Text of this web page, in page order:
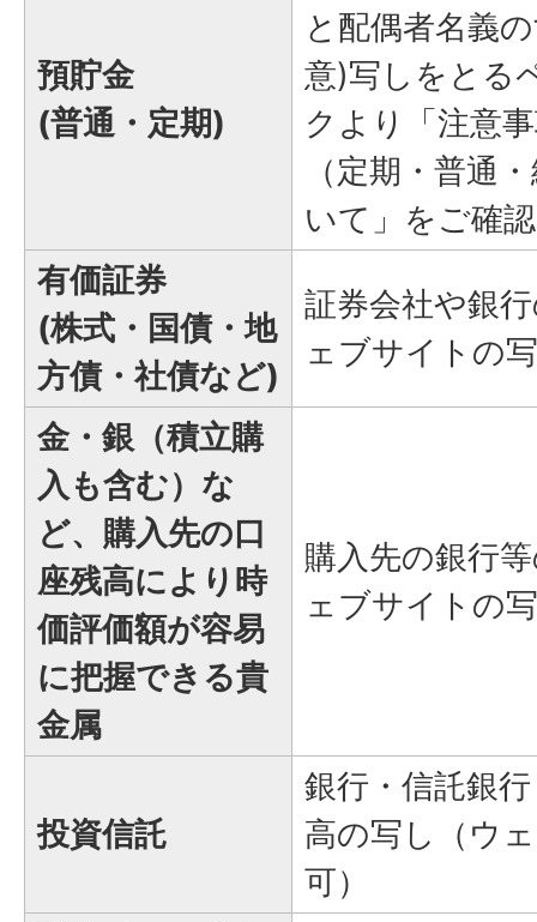
預貯金
(普通・定期)
と配偶者名義
意)写しをとる
クより「注意
（定期・普通
いて」をご確
有価証券
(株式・国債・地
方債・社債など)
証券会社や銀
ェブサイトの
金・銀（積立購
入も含む）な
ど、購入先の口
座残高により時
価評価額が容易
に把握できる貴
金属
購入先の銀行
ェブサイトの
投資信託
銀行・信託銀
高の写し（ウ
可）